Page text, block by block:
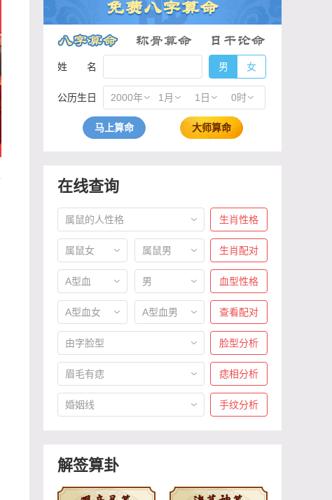
姓 名 男 女
公历生日 2000年 1月 1日 0时
马上算命 大师算命
在线查询
属鼠的人性格 生肖性格
属鼠女 属鼠男 生肖配对
A型血 男 血型性格
A型血女 A型血男 查看配对
由字脸型 脸型分析
眉毛有痣 痣相分析
婚姻线 手纹分析
解签算卦